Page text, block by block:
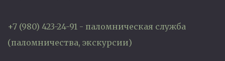
+7 (980) 423-24-91 - паломническая служба
(паломничества, экскурсии)